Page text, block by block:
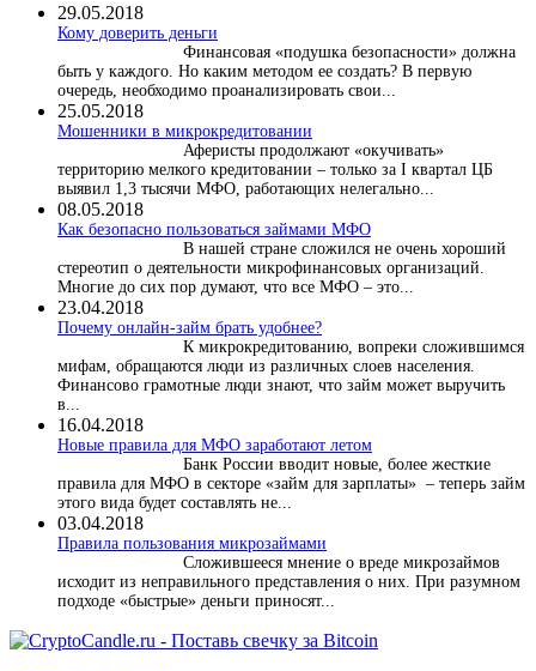
29.05.2018
Кому доверить деньги
Финансовая «подушка безопасности» должна
быть у каждого. Но каким методом ее создать? В первую
очередь, необходимо проанализировать свои...
25.05.2018
Мошенники в микрокредитовании
Аферисты продолжают «окучивать»
территорию мелкого кредитовании – только за I квартал ЦБ
выявил 1,3 тысячи МФО, работающих нелегально...
08.05.2018
Как безопасно пользоваться займами МФО
В нашей стране сложился не очень хороший
стереотип о деятельности микрофинансовых организаций.
Многие до сих пор думают, что все МФО – это...
23.04.2018
Почему онлайн-займ брать удобнее?
К микрокредитованию, вопреки сложившимся
мифам, обращаются люди из различных слоев населения.
Финансово грамотные люди знают, что займ может выручить
в...
16.04.2018
Новые правила для МФО заработают летом
Банк России вводит новые, более жесткие
правила для МФО в секторе «займ для зарплаты» – теперь займ
этого вида будет составлять не...
03.04.2018
​Правила пользования микрозаймами
Сложившееся мнение о вреде микрозаймов
исходит из неправильного представления о них. При разумном
подходе «быстрые» деньги приносят...